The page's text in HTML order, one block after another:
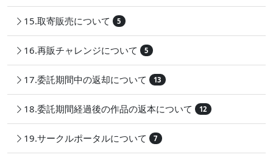
15.取寄販売について 5
16.再販チャレンジについて 5
17.委託期間中の返却について 13
18.委託期間経過後の作品の返本について 12
19.サークルポータルについて 7